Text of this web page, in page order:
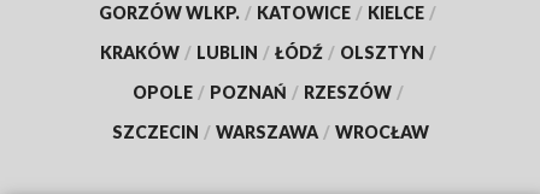
GORZÓW WLKP. / KATOWICE / KIELCE /
KRAKÓW / LUBLIN / ŁÓDŹ / OLSZTYN /
OPOLE / POZNAŃ / RZESZÓW /
SZCZECIN / WARSZAWA / WROCŁAW